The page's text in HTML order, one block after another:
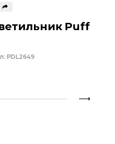
Puff
PDL2649